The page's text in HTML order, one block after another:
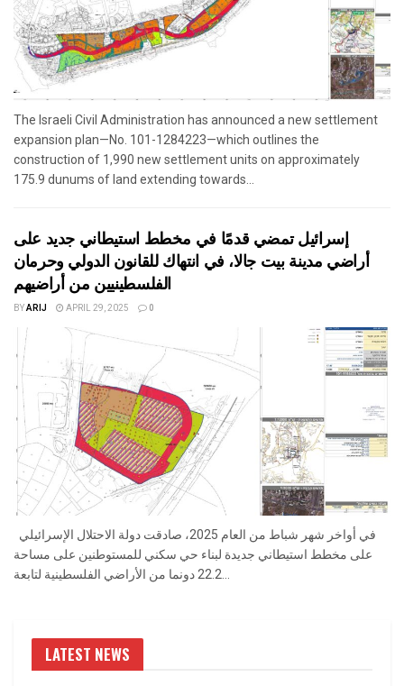
The Israeli Civil Administration has announced a new settlement
expansion plan—No. 101-1284223—which outlines the
construction of 1,990 new settlement units on approximately
175.9 dunums of land extending towards...
إسرائيل تمضي قدمًا في مخطط استيطاني جديد على
أراضي مدينة بيت جالا، في انتهاك للقانون الدولي وحرمان
الفلسطينيين من أراضيهم
BYARIJ APRIL 29, 2025 0
على مخطط استيطاني جديدة لبناء حي سكني للمستوطنين على مساحة
LATEST NEWS